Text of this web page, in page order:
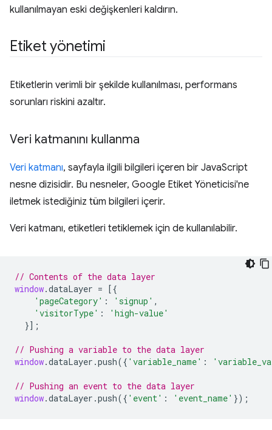
kullanılmayan eski değişkenleri kaldırın.
Etiket yönetimi
Etiketlerin verimli bir şekilde kullanılması, performans
sorunları riskini azaltır.
Veri katmanını kullanma
Veri katmanı, sayfayla ilgili bilgileri içeren bir JavaScript
nesne dizisidir. Bu nesneler, Google Etiket Yöneticisi'ne
iletmek istediğiniz tüm bilgileri içerir.
Veri katmanı, etiketleri tetiklemek için de kullanılabilir.
// Contents of the data layer
window.dataLayer =
[{
'pageCategory' : 'signup' ,
'visitorType' :
'high-value'
}];
// Pushing a variable to the data layer
window.dataLayer .push({ 'variable_name' :
// Pushing an event to the data layer
window.dataLayer .push({ 'event' : 'event_name' });